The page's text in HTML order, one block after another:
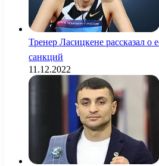
Тренер Ласицкене рассказал о
санкций
11.12.2022